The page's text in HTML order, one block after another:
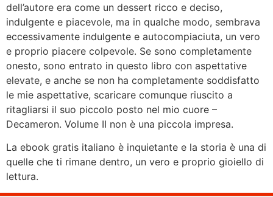
dell’autore era come un dessert ricco e deciso,
indulgente e piacevole, ma in qualche modo, sembrava
eccessivamente indulgente e autocompiaciuta, un vero
e proprio piacere colpevole. Se sono completamente
onesto, sono entrato in questo libro con aspettative
elevate, e anche se non ha completamente soddisfatto
le mie aspettative, scaricare comunque riuscito a
ritagliarsi il suo piccolo posto nel mio cuore –
Decameron. Volume II non è una piccola impresa.
La ebook gratis italiano è inquietante e la storia è una di
quelle che ti rimane dentro, un vero e proprio gioiello di
lettura.